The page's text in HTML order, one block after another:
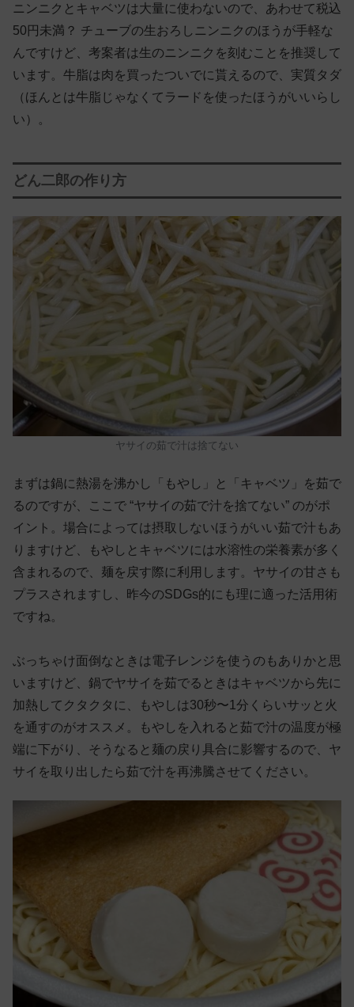
ニンニクとキャベツは大量に使わないので、あわせて税込
50円未満？ チューブの生おろしニンニクのほうが手軽な
んですけど、考案者は生のニンニクを刻むことを推奨して
います。牛脂は肉を買ったついでに貰えるので、実質タダ
（ほんとは牛脂じゃなくてラードを使ったほうがいいらし
い）。
どん二郎の作り方
ヤサイの茹で汁は捨てない
まずは鍋に熱湯を沸かし「もやし」と「キャベツ」を茹で
るのですが、ここで “ヤサイの茹で汁を捨てない” のがポ
イント。場合によっては摂取しないほうがいい茹で汁もあ
りますけど、もやしとキャベツには水溶性の栄養素が多く
含まれるので、麺を戻す際に利用します。ヤサイの甘さも
プラスされますし、昨今のSDGs的にも理に適った活用術
ですね。
ぶっちゃけ面倒なときは電子レンジを使うのもありかと思
いますけど、鍋でヤサイを茹でるときはキャベツから先に
加熱してクタクタに、もやしは30秒〜1分くらいサッと火
を通すのがオススメ。もやしを入れると茹で汁の温度が極
端に下がり、そうなると麺の戻り具合に影響するので、ヤ
サイを取り出したら茹で汁を再沸騰させてください。